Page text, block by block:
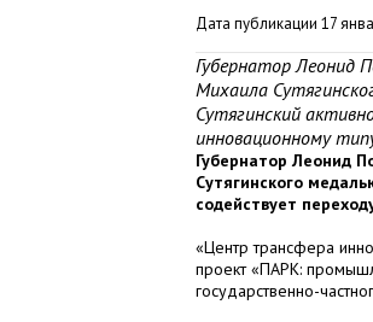
Дата публикации 17
Губернатор Леонид
Михаила
Сутягинский
инновационному
Губернатор Леонид
Сутягинского
содействует
«Центр трансфера
проект «ПАРК:
государственно-